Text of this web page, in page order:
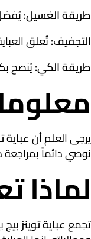
طريقة الغسيل:
التجفيف:تُعلق
طريقة الكي:يُنصح
يرجى العلم أنعباية
نوصي دائماً
لماذا
تجمععباية توينز بيج